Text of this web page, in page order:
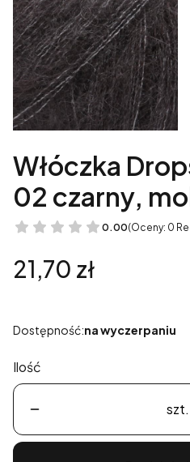
Włóczka
02 czarny,
0.00(Oceny: 0
Cena
21,70 zł
Dostępność:na wyczerpaniu
Ilość
szt.